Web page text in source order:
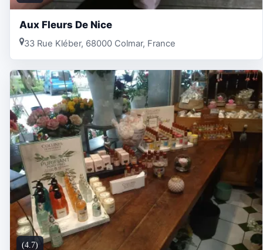
Aux Fleurs De Nice
33 Rue Kléber, 68000 Colmar, France
(4.7)